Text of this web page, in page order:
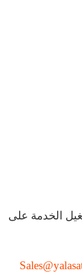
الخدمة على